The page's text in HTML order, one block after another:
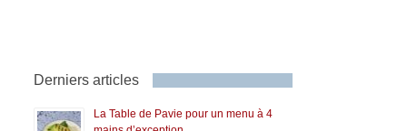
Derniers articles
La Table de Pavie pour un menu à 4